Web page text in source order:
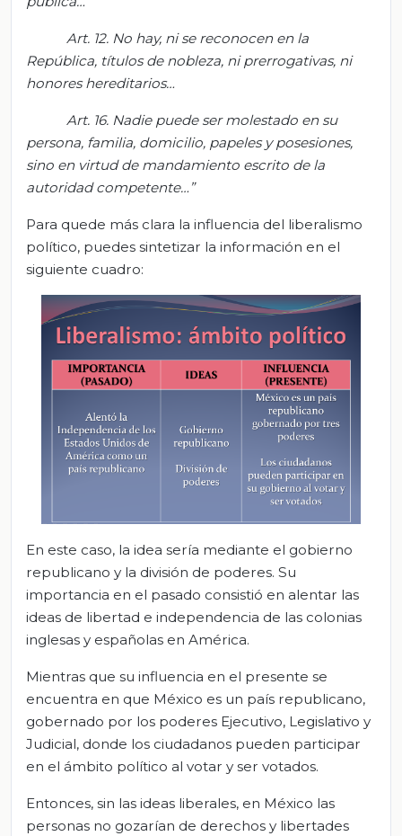
Art. 12.No hay, ni se reconocen en la
República, títulos de nobleza, ni prerrogativas, ni
honores hereditarios…
Art. 16. Nadie puede ser molestado en su
persona, familia, domicilio, papeles y posesiones,
sino en virtud de mandamiento escrito de la
autoridad competente… ”
Para quede más clara la influencia del liberalismo
político, puedes sintetizar la información en el
siguiente cuadro:
En este caso, la idea sería mediante el gobierno
republicano y la división de poderes. Su
importancia en el pasado consistió en alentar las
ideas de libertad e independencia de las colonias
inglesas y españolas en América.
Mientras que su influencia en el presente se
encuentra en que México es un país republicano,
gobernado por los poderes Ejecutivo, Legislativo y
Judicial, donde los ciudadanos pueden participar
en el ámbito político al votar y ser votados.
Entonces, sin las ideas liberales, en México las
personas no gozarían de derechos y libertades